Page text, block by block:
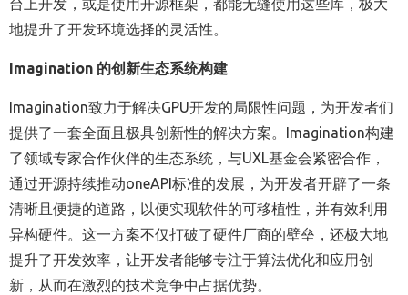
台上开发，或是使用开源框架，都能无缝使用这些库，极大
地提升了开发环境选择的灵活性。
Imagination 的创新生态系统构建
Imagination致力于解决GPU开发的局限性问题，为开发者们
提供了一套全面且极具创新性的解决方案。Imagination构建
了领域专家合作伙伴的生态系统，与UXL基金会紧密合作，
通过开源持续推动oneAPI标准的发展，为开发者开辟了一条
清晰且便捷的道路，以便实现软件的可移植性，并有效利用
异构硬件。这一方案不仅打破了硬件厂商的壁垒，还极大地
提升了开发效率，让开发者能够专注于算法优化和应用创
新，从而在激烈的技术竞争中占据优势。